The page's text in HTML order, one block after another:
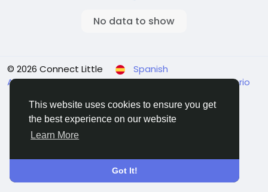
This website uses cookies to ensure you get
the best experience on our website
Learn More
Got It!
No data to show
© 2026 Connect Little
Spanish
About Términos Privacidad Contact Us Directorio